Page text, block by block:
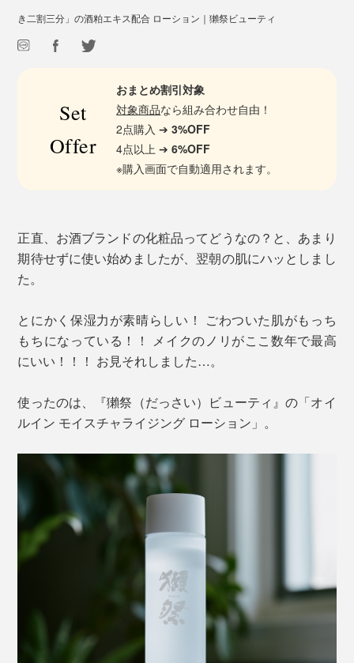
き二割三分」の酒粕エキス配合 ローション｜獺祭ビューティ
Set
Offer
おまとめ割引対象
対象商品なら組み合わせ自由！
2点購入 ➔3%OFF
4点以上 ➔6%OFF
※購入画面で自動適用されます。
正直、お酒ブランドの化粧品ってどうなの？と、あまり
期待せずに使い始めましたが、翌朝の肌にハッとしまし
た。
とにかく保湿力が素晴らしい！ ごわついた肌がもっち
もちになっている！！ メイクのノリがここ数年で最高
にいい！！！ お見それしました…。
使ったのは、『獺祭（だっさい）ビューティ』の「オイ
ルイン モイスチャライジング ローション」。